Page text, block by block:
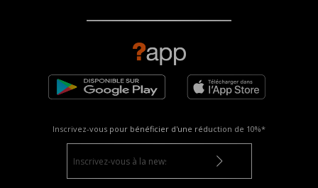
Inscrivez-vous pour bénéficier d'une réduction de 10%*